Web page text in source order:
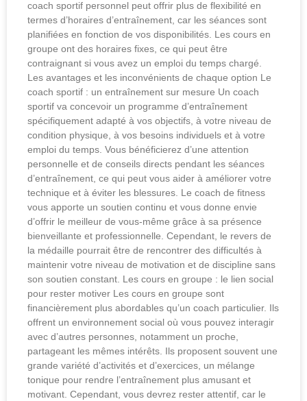
coach sportif personnel peut offrir plus de flexibilité en
termes d’horaires d’entraînement, car les séances sont
planifiées en fonction de vos disponibilités. Les cours en
groupe ont des horaires fixes, ce qui peut être
contraignant si vous avez un emploi du temps chargé.
Les avantages et les inconvénients de chaque option Le
coach sportif : un entraînement sur mesure Un coach
sportif va concevoir un programme d’entraînement
spécifiquement adapté à vos objectifs, à votre niveau de
condition physique, à vos besoins individuels et à votre
emploi du temps. Vous bénéficierez d’une attention
personnelle et de conseils directs pendant les séances
d’entraînement, ce qui peut vous aider à améliorer votre
technique et à éviter les blessures. Le coach de fitness
vous apporte un soutien continu et vous donne envie
d’offrir le meilleur de vous-même grâce à sa présence
bienveillante et professionnelle. Cependant, le revers de
la médaille pourrait être de rencontrer des difficultés à
maintenir votre niveau de motivation et de discipline sans
son soutien constant. Les cours en groupe : le lien social
pour rester motiver Les cours en groupe sont
financièrement plus abordables qu’un coach particulier. Ils
offrent un environnement social où vous pouvez interagir
avec d’autres personnes, notamment un proche,
partageant les mêmes intérêts. Ils proposent souvent une
grande variété d’activités et d’exercices, un mélange
tonique pour rendre l’entraînement plus amusant et
motivant. Cependant, vous devrez rester attentif, car le